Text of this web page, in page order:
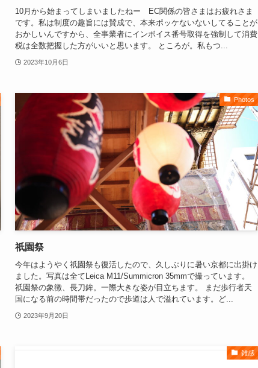
10月から始まってしまいましたねー EC関係の皆さまはお疲れさま
です。私は制度の趣旨には賛成で、本来ポッケないないしてることが
おかしいんですから、全事業者にインボイス番号取得を強制して消費
税は全数把握した方がいいと思います。 ところが。私もつ...
2023年10月6日
Photos
祇園祭
今年はようやく祇園祭も復活したので、久しぶりに暑い京都に出掛け
ました。写真は全てLeica M11/Summicron 35mmで撮っています。
祇園祭の象徴、長刀鉾。一際大きな姿が目立ちます。 まだ歩行者天
国になる前の時間帯だったので歩道は人で溢れています。ど...
2023年9月20日
雑感